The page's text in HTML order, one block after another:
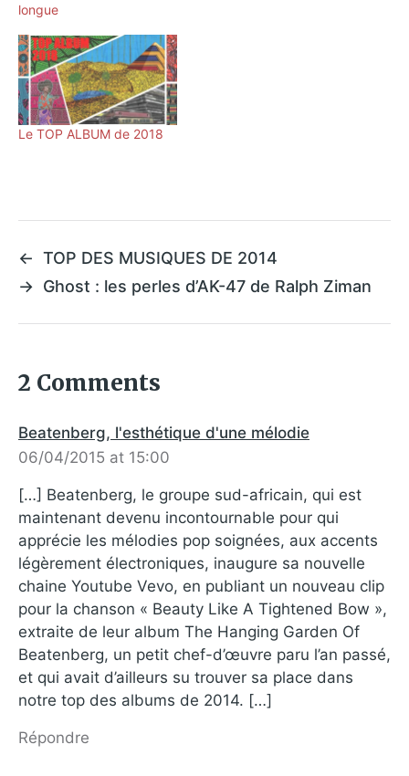
longue
Le TOP ALBUM de 2018
← TOP DES MUSIQUES DE 2014
→ Ghost : les perles d’AK-47 de Ralph Ziman
2 Comments
Beatenberg, l'esthétique d'une mélodie
06/04/2015 at 15:00
[…] Beatenberg, le groupe sud-africain, qui est
maintenant devenu incontournable pour qui
apprécie les mélodies pop soignées, aux accents
légèrement électroniques, inaugure sa nouvelle
chaine Youtube Vevo, en publiant un nouveau clip
pour la chanson « Beauty Like A Tightened Bow »,
extraite de leur album The Hanging Garden Of
Beatenberg, un petit chef-d’œuvre paru l’an passé,
et qui avait d’ailleurs su trouver sa place dans
notre top des albums de 2014. […]
Répondre